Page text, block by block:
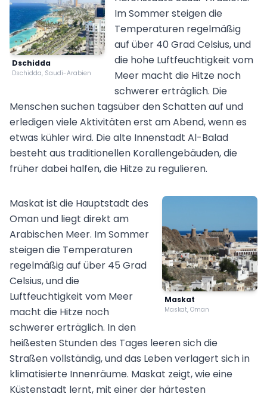
Dschidda
Dschidda, Saudi-Arabien
Im Sommer steigen die
Temperaturen regelmäßig
auf über 40 Grad Celsius, und
die hohe Luftfeuchtigkeit vom
Meer macht die Hitze noch
schwerer erträglich. Die
Menschen suchen tagsüber den Schatten auf und
erledigen viele Aktivitäten erst am Abend, wenn es
etwas kühler wird. Die alte Innenstadt Al-Balad
besteht aus traditionellen Korallengebäuden, die
früher dabei halfen, die Hitze zu regulieren.
Maskat
Maskat, Oman
Maskat ist die Hauptstadt des
Oman und liegt direkt am
Arabischen Meer. Im Sommer
steigen die Temperaturen
regelmäßig auf über 45 Grad
Celsius, und die
Luftfeuchtigkeit vom Meer
macht die Hitze noch
schwerer erträglich. In den
heißesten Stunden des Tages leeren sich die
Straßen vollständig, und das Leben verlagert sich in
klimatisierte Innenräume. Maskat zeigt, wie eine
Küstenstadt lernt, mit einer der härtesten